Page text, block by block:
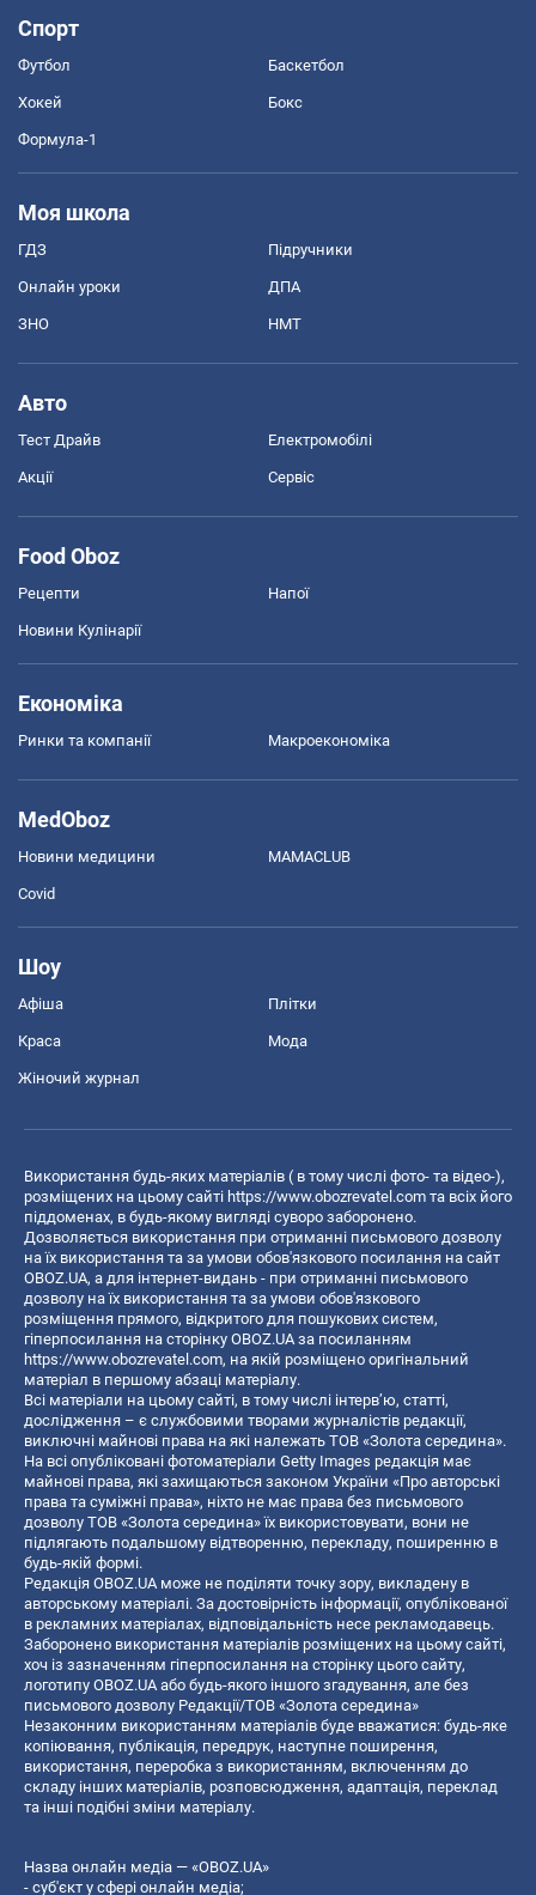
Спорт
Футбол Баскетбол
Хокей Бокс
Формула-1
Моя школа
ГДЗ Підручники
Онлайн уроки ДПА
ЗНО НМТ
Авто
Тест Драйв Електромобілі
Акції Сервіс
Food Oboz
Рецепти Напої
Новини Кулінарії
Економіка
Ринки та компанії Макроекономіка
MedOboz
Новини медицини MAMACLUB
Covid
Шоу
Афіша Плітки
Краса Мода
Жіночий журнал
Використання будь-яких матеріалів ( в тому числі фото- та відео-),
розміщених на цьому сайті https://www.obozrevatel.com та всіх його
піддоменах, в будь-якому вигляді суворо заборонено.
Дозволяється використання при отриманні письмового дозволу
на їх використання та за умови обов'язкового посилання на сайт
OBOZ.UA, а для інтернет-видань - при отриманні письмового
дозволу на їх використання та за умови обов'язкового
розміщення прямого, відкритого для пошукових систем,
гіперпосилання на сторінку OBOZ.UA за посиланням
https://www.obozrevatel.com, на якій розміщено оригінальний
матеріал в першому абзаці матеріалу.
Всі матеріали на цьому сайті, в тому числі інтерв’ю, статті,
дослідження – є службовими творами журналістів редакції,
виключні майнові права на які належать ТОВ «Золота середина».
На всі опубліковані фотоматеріали Getty Images редакція має
майнові права, які захищаються законом України «Про авторські
права та суміжні права», ніхто не має права без письмового
дозволу ТОВ «Золота середина» їх використовувати, вони не
підлягають подальшому відтворенню, перекладу, поширенню в
будь-якій формі.
Редакція OBOZ.UA може не поділяти точку зору, викладену в
авторському матеріалі. За достовірність інформації, опублікованої
в рекламних матеріалах, відповідальність несе рекламодавець.
Заборонено використання матеріалів розміщених на цьому сайті,
хоч із зазначенням гіперпосилання на сторінку цього сайту,
логотипу OBOZ.UA або будь-якого іншого згадування, але без
письмового дозволу Редакції/ТОВ «Золота середина»
Незаконним використанням матеріалів буде вважатися: будь-яке
копiювання, публiкацiя, передрук, наступне поширення,
використання, переробка з використанням, включенням до
складу інших матеріалів, розповсюдження, адаптація, переклад
та інші подібні зміни матеріалу.
Назва онлайн медіа — «OBOZ.UA»
- суб'єкт у сфері онлайн медіа;